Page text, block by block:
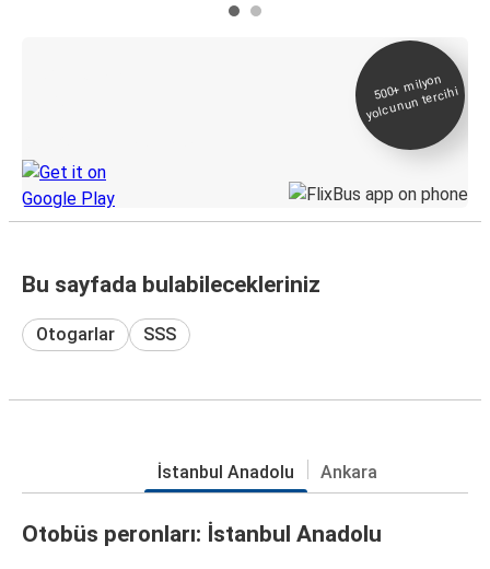
500+
milyon
yolcunun tercihi
Bu sayfada bulabilecekleriniz
Otogarlar SSS
İstanbul Anadolu Ankara
Otobüs peronları: İstanbul Anadolu